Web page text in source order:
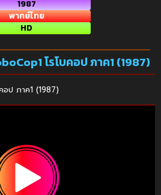
1987
พากย์ไทย
HD
โรโบคอป ภาค1 (1987)
อป ภาค1 (1987)